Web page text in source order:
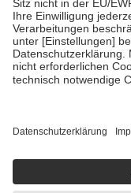
• Untersuchungen zur
GKV getragen werden
• empfohlenen
• Harn- und
getroffen, um
https://